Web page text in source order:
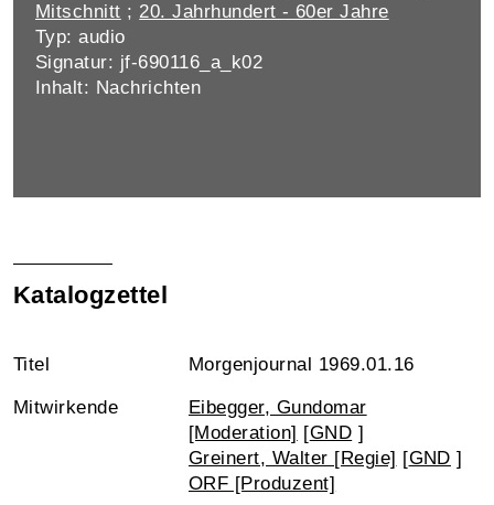
Mitschnitt ; 20. Jahrhundert - 60er Jahre
Typ: audio
Signatur: jf-690116_a_k02
Inhalt: Nachrichten
Katalogzettel
Titel Morgenjournal 1969.01.16
Mitwirkende
Eibegger, Gundomar
[Moderation] [GND ]
Greinert, Walter [Regie] [GND ]
ORF [Produzent]